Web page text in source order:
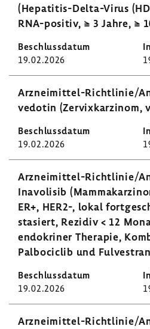
(Hepatitis-​Delta-Virus
RNA-positiv, ≥ 3 Jahre, ≥
19.02.2026
Arzneimittel-​​​​Richt­linie/
vedotin (Zervix­kar­zinom,
19.02.2026
Arzneimittel-​Richtlinie/
Inavo­lisib
ER+, HER2-, lokal
stasiert, Rezidiv < 12
endo­kriner Therapie,
Palboci­clib und
19.02.2026
Arzneimittel-​​​​Richt­linie/